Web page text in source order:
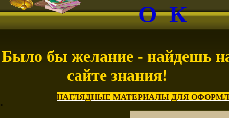
О К
Было бы желание - найдешь
сайте знания!
НАГЛЯДНЫЕ МАТЕРИАЛЫ ДЛЯ
<